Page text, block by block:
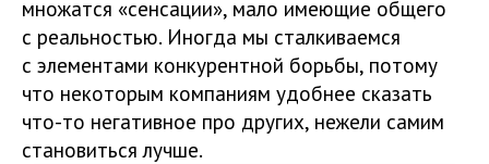
множатся «сенсации», мало имеющие общего
с реальностью. Иногда мы сталкиваемся
с элементами конкурентной борьбы, потому
что некоторым компаниям удобнее сказать
что-то негативное про других, нежели самим
становиться лучше.